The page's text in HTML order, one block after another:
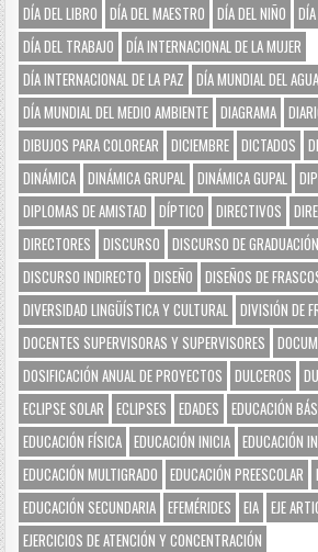
DÍA DEL LIBRO DÍA DEL MAESTRO DÍA DEL NIÑO
DÍA DEL TRABAJO
DÍA INTERNACIONAL DE LA MUJER
DÍA INTERNACIONAL DE LA PAZ
DÍA MUNDIAL DEL AGUA
DÍA MUNDIAL DEL MEDIO AMBIENTE DIAGRAMA
DIBUJOS PARA COLOREAR
DICIEMBRE DICTADOS
DINÁMICA DINÁMICA GRUPAL DINÁMICA GUPAL
DIPLOMAS DE AMISTAD
DÍPTICO DIRECTIVOS
DIRECTORES
DISCURSO DISCURSO DE GRADUACIÓN
DISCURSO INDIRECTO
DISEÑO
DISEÑOS DE
DIVERSIDAD LINGÜÍSTICA Y CULTURAL
DIVISIÓN DE
DOCENTES SUPERVISORAS Y SUPERVISORES
DOSIFICACIÓN ANUAL DE PROYECTOS
DULCEROS
ECLIPSE SOLAR
ECLIPSES EDADES EDUCACIÓN
EDUCACIÓN FÍSICA EDUCACIÓN INICIA EDUCACIÓN
EDUCACIÓN MULTIGRADO
EDUCACIÓN PREESCOLAR
EDUCACIÓN SECUNDARIA EFEMÉRIDES EIA EJE
EJERCICIOS DE ATENCIÓN Y CONCENTRACIÓN